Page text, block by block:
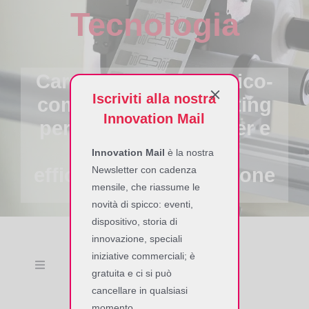
Tecnologia
Carnet di servizi tecnico-
commerciali e marketing
per assistere il Partner e
generare maggior
efficienza dalla soluzione
Toggle
Iscriviti alla nostra
Innovation Mail
Innovation Mail è la nostra
Newsletter con cadenza
mensile, che riassume le
novità di spicco: eventi,
dispositivo, storia di
innovazione, speciali
iniziative commerciali; è
gratuita e ci si può
cancellare in qualsiasi